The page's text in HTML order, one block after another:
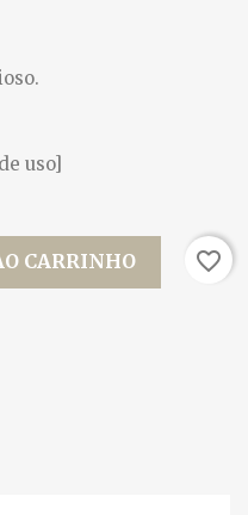
uso]
CARRINHO favorite_border